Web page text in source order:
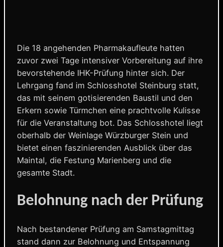
Die 18 angehenden Pharmakaufleute hatten
zuvor zwei Tage intensiver Vorbereitung auf ihre
bevorstehende IHK-Prüfung hinter sich. Der
Lehrgang fand im Schlosshotel Steinburg statt,
das mit seinem gotisierenden Baustil und den
Erkern sowie Türmchen eine prachtvolle Kulisse
für die Veranstaltung bot. Das Schlosshotel liegt
oberhalb der Weinlage Würzburger Stein und
bietet einen faszinierenden Ausblick über das
Maintal, die Festung Marienberg und die
gesamte Stadt.
Belohnung nach der Prüfung
Nach bestandener Prüfung am Samstagmittag
stand dann zur Belohnung und Entspannung